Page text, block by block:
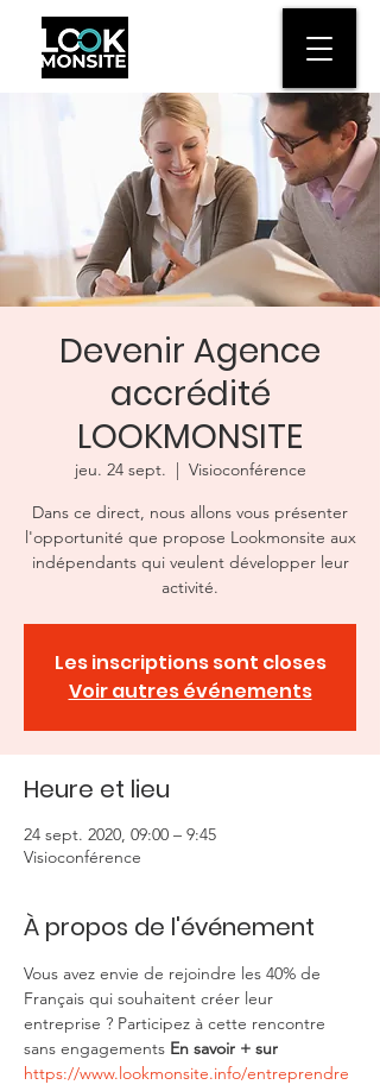
Devenir Agence
accrédité
LOOKMONSITE
jeu. 24 sept.
  |
Visioconférence
Dans ce direct, nous allons vous présenter
l'opportunité que propose Lookmonsite aux
indépendants qui veulent développer leur
activité.
Les inscriptions sont closes
Voir autres événements
Heure et lieu
24 sept. 2020, 09:00 – 9:45
Visioconférence
À propos de l'événement
Vous avez envie de rejoindre les 40% de
Français qui souhaitent créer leur
entreprise ? Participez à cette rencontre
sans engagements En savoir + sur
https://www.lookmonsite.info/entreprendre